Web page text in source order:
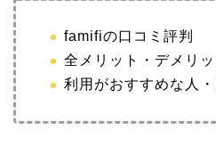
famifiの口コミ評判
全メリット・デメリッ
利用がおすすめな人・